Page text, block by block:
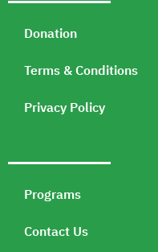
Donation
Terms & Conditions
Privacy Policy
Programs
Contact Us